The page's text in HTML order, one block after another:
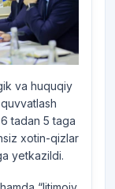
va huquqiy
tadan 5 taga
xotin-qizlar
yetkazildi.